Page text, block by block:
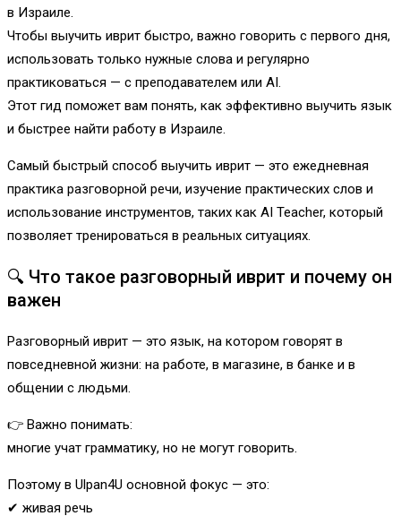
в Израиле.
Чтобы выучить иврит быстро, важно говорить с первого дня,
использовать только нужные слова и регулярно
практиковаться — с преподавателем или AI.
Этот гид поможет вам понять, как эффективно выучить язык
и быстрее найти работу в Израиле.
Самый быстрый способ выучить иврит — это ежедневная
практика разговорной речи, изучение практических слов и
использование инструментов, таких как AI Teacher, который
позволяет тренироваться в реальных ситуациях.
🔍 Что такое разговорный иврит и почему он
важен
Разговорный иврит — это язык, на котором говорят в
повседневной жизни: на работе, в магазине, в банке и в
общении с людьми.
👉 Важно понимать:
многие учат грамматику, но не могут говорить.
Поэтому в Ulpan4U основной фокус — это:
✔ живая речь